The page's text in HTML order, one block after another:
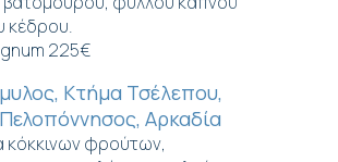
κέδρου.
225€
Κτήμα Τσέλεπου,
Αρκαδία
φρούτων,